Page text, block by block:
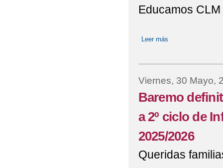
Educamos CLM
Leer más
Viernes, 30 Mayo,
Baremo
a 2º ciclo de
2025/2026
Queridas